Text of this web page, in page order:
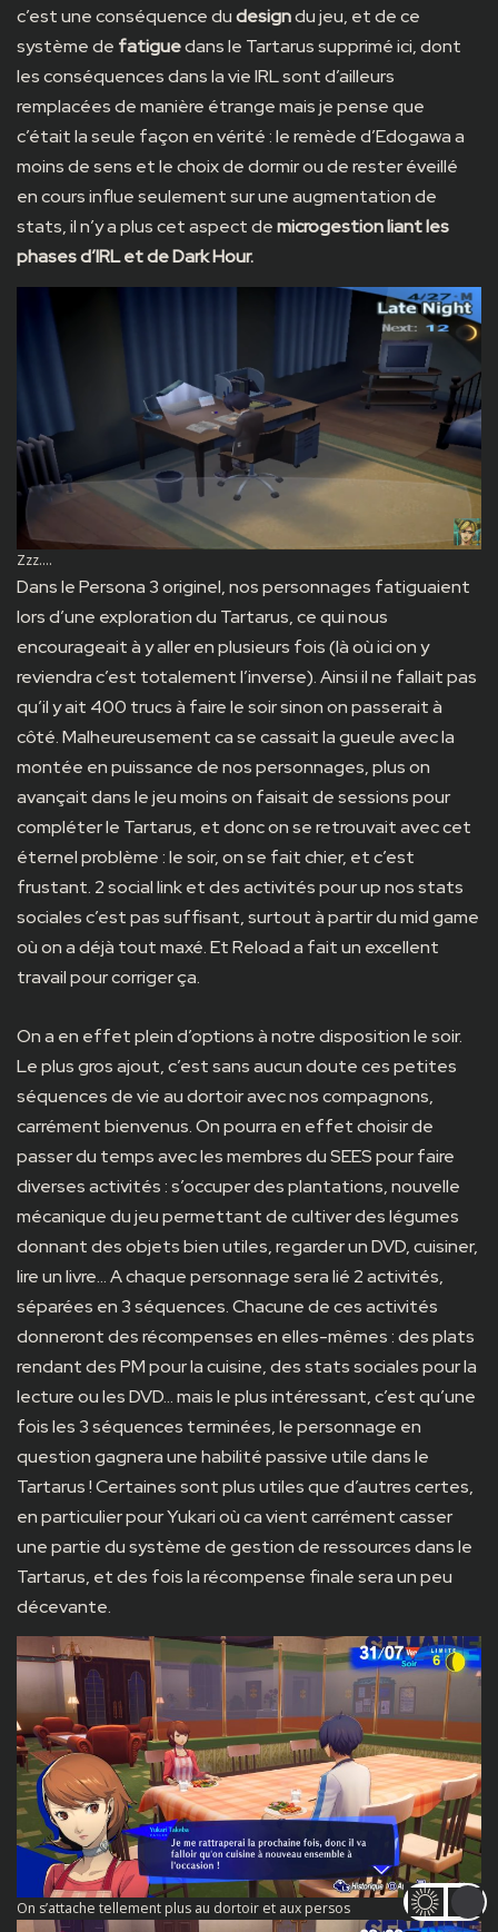
c’est une conséquence dudesigndu jeu, et de ce
système de fatiguedans le Tartarus supprimé ici, dont
les conséquences dans la vie IRL sont d’ailleurs
remplacées de manière étrange mais je pense que
c’était la seule façon en vérité : le remède d’Edogawa a
moins de sens et le choix de dormir ou de rester éveillé
en cours influe seulement sur une augmentation de
stats, il n’y a plus cet aspect demicrogestion liant les
phases d’IRL et de Dark Hour.
Zzz….
Dans le Persona 3 originel, nos personnages fatiguaient
lors d’une exploration du Tartarus, ce qui nous
encourageait à y aller en plusieurs fois (là où ici on y
reviendra c’est totalement l’inverse). Ainsi il ne fallait pas
qu’il y ait 400 trucs à faire le soir sinon on passerait à
côté. Malheureusement ca se cassait la gueule avec la
montée en puissance de nos personnages, plus on
avançait dans le jeu moins on faisait de sessions pour
compléter le Tartarus, et donc on se retrouvait avec cet
éternel problème : le soir, on se fait chier, et c’est
frustant. 2 social link et des activités pour up nos stats
sociales c’est pas suffisant, surtout à partir du mid game
où on a déjà tout maxé. Et Reload a fait un excellent
travail pour corriger ça.
On a en effet plein d’options à notre disposition le soir.
Le plus gros ajout, c’est sans aucun doute ces petites
séquences de vie au dortoir avec nos compagnons,
carrément bienvenus. On pourra en effet choisir de
passer du temps avec les membres du SEES pour faire
diverses activités : s’occuper des plantations, nouvelle
mécanique du jeu permettant de cultiver des légumes
donnant des objets bien utiles, regarder un DVD, cuisiner,
lire un livre… A chaque personnage sera lié 2 activités,
séparées en 3 séquences. Chacune de ces activités
donneront des récompenses en elles-mêmes : des plats
rendant des PM pour la cuisine, des stats sociales pour la
lecture ou les DVD… mais le plus intéressant, c’est qu’une
fois les 3 séquences terminées, le personnage en
question gagnera une habilité passive utile dans le
Tartarus ! Certaines sont plus utiles que d’autres certes,
en particulier pour Yukari où ca vient carrément casser
une partie du système de gestion de ressources dans le
Tartarus, et des fois la récompense finale sera un peu
décevante.
On s’attache tellement plus au dortoir et aux persos